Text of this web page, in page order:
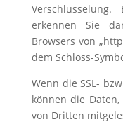
erkennen Sie
Browsers von
dem Schloss-
Wenn die SSL-
können die
von Dritten